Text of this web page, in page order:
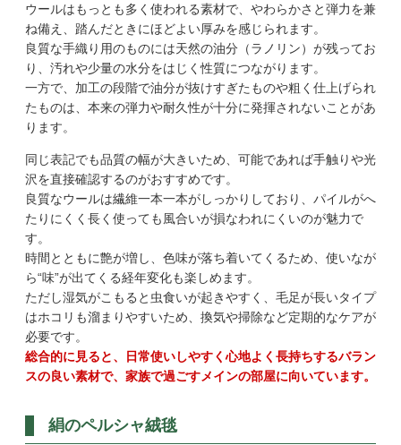
ウールはもっとも多く使われる素材で、やわらかさと弾力を兼
ね備え、踏んだときにほどよい厚みを感じられます。
良質な手織り用のものには天然の油分（ラノリン）が残ってお
り、汚れや少量の水分をはじく性質につながります。
一方で、加工の段階で油分が抜けすぎたものや粗く仕上げられ
たものは、本来の弾力や耐久性が十分に発揮されないことがあ
ります。
同じ表記でも品質の幅が大きいため、可能であれば手触りや光
沢を直接確認するのがおすすめです。
良質なウールは繊維一本一本がしっかりしており、パイルがへ
たりにくく長く使っても風合いが損なわれにくいのが魅力で
す。
時間とともに艶が増し、色味が落ち着いてくるため、使いなが
ら“味”が出てくる経年変化も楽しめます。
ただし湿気がこもると虫食いが起きやすく、毛足が長いタイプ
はホコリも溜まりやすいため、換気や掃除など定期的なケアが
必要です。
総合的に見ると、日常使いしやすく心地よく長持ちするバラン
スの良い素材で、家族で過ごすメインの部屋に向いています。
絹のペルシャ絨毯